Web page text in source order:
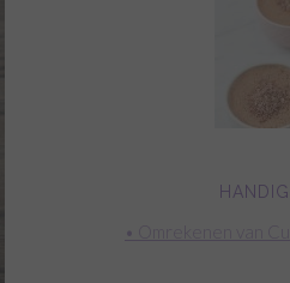
• Omrekenen van